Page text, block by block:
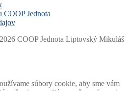
COOP Jednota
COOP Jednota Liptovský Mikuláš
súbory cookie, aby sme vám